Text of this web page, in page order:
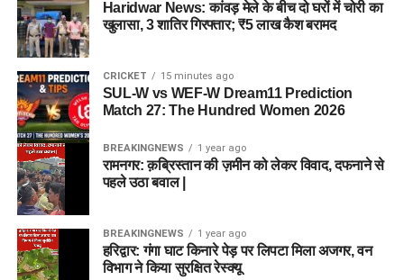
Haridwar News: कांवड़ मेले के बीच दो घरों में चोरी का
खुलासा, 3 शातिर गिरफ्तार; ₹5 लाख कैश बरामद
CRICKET 15 minutes ago
SUL-W vs WEF-W Dream11 Prediction
Match 27: The Hundred Women 2026
BREAKINGNEWS 1 year ago
रामनगर: क़ब्रिस्तान की ज़मीन को लेकर विवाद, दफनाने से
पहले उठा बवाल |
BREAKINGNEWS 1 year ago
हरिद्वार: गंगा घाट किनारे पेड़ पर लिपटा मिला अजगर, वन
विभाग ने किया सुरक्षित रेस्क्यू